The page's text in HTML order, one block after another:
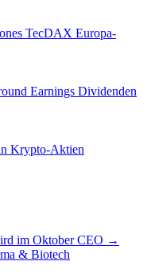
TecDAX Europa-
Earnings Dividenden
Krypto-Aktien
im Oktober CEO →
& Biotech